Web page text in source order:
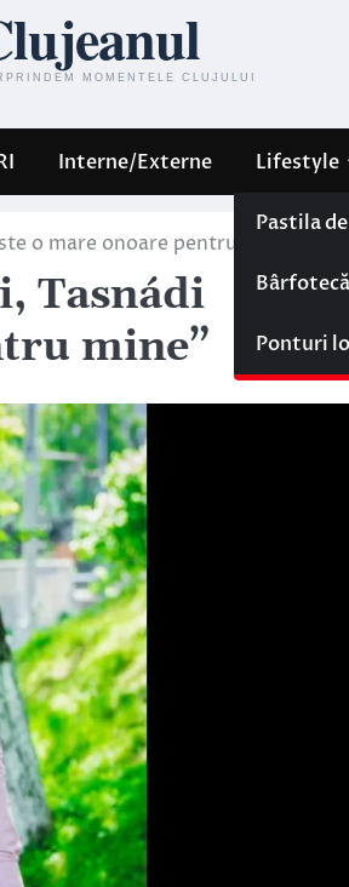
Interne/Externe Lifestyle
Pastila
Bârfotecă
Ponturi
o mare onoare pentru mine”
Tasnádi
mine”